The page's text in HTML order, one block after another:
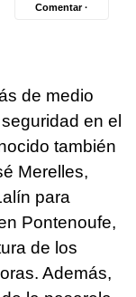
Comentar ·
de medio
en el
también
Merelles,
para
Pontenoufe,
de los
Además,